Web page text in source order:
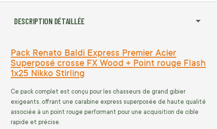
DESCRIPTION DÉTAILLÉE
Pack Renato Baldi Express Premier Acier
Superposé crosse FX Wood + Point rouge Flash
1x25 Nikko Stirling
Ce pack complet est conçu pour les chasseurs de grand gibier
exigeants, offrant une carabine express superposée de haute qualité
associée à un point rouge performant pour une acquisition de cible
rapide et précise.